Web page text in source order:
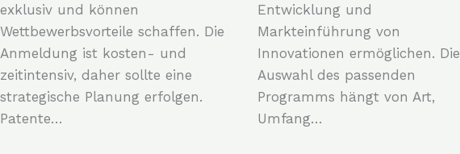
exklusiv und können
Wettbewerbsvorteile schaffen. Die
Anmeldung ist kosten- und
zeitintensiv, daher sollte eine
strategische Planung erfolgen.
Patente…
Entwicklung und
Markteinführung von
Innovationen ermöglichen. Die
Auswahl des passenden
Programms hängt von Art,
Umfang…